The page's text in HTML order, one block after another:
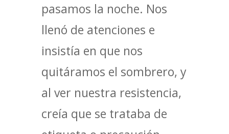
pasamos la noche. Nos
llenó de atenciones e
insistía en que nos
quitáramos el sombrero, y
al ver nuestra resistencia,
creía que se trataba de